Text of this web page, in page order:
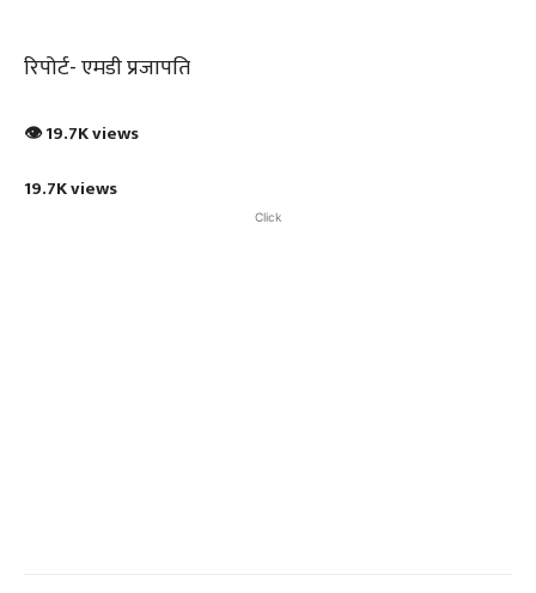
रिपोर्ट- एमडी प्रजापति
👁 19.7K views
19.7K views
Click